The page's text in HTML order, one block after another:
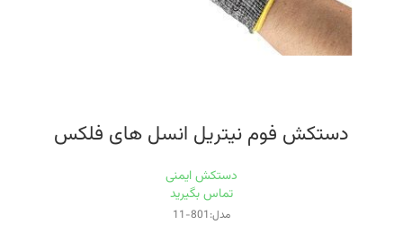
دستکش فوم نیتریل انسل های فلکس
دستکش ایمنی
تماس بگیرید
مدل:801-11